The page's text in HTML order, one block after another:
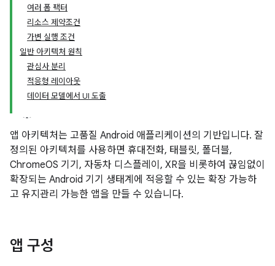
여러 폼 팩터
리소스 제약조건
가변 실행 조건
일반 아키텍처 원칙
관심사 분리
적응형 레이아웃
데이터 모델에서 UI 도출
앱 아키텍처는 고품질 Android 애플리케이션의 기반입니다. 잘
정의된 아키텍처를 사용하면 휴대전화, 태블릿, 폴더블,
ChromeOS 기기, 자동차 디스플레이, XR을 비롯하여 끊임없이
확장되는 Android 기기 생태계에 적응할 수 있는 확장 가능하
고 유지관리 가능한 앱을 만들 수 있습니다.
앱 구성